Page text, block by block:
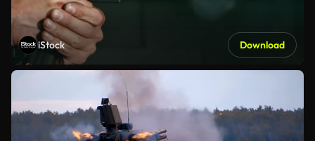
iStock Download